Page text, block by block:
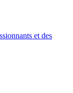
et des